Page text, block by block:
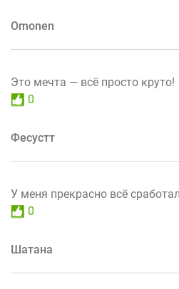
Omonen
Это мечта — всё просто круто!
0
Фесустт
У меня прекрасно всё
0
Шатана